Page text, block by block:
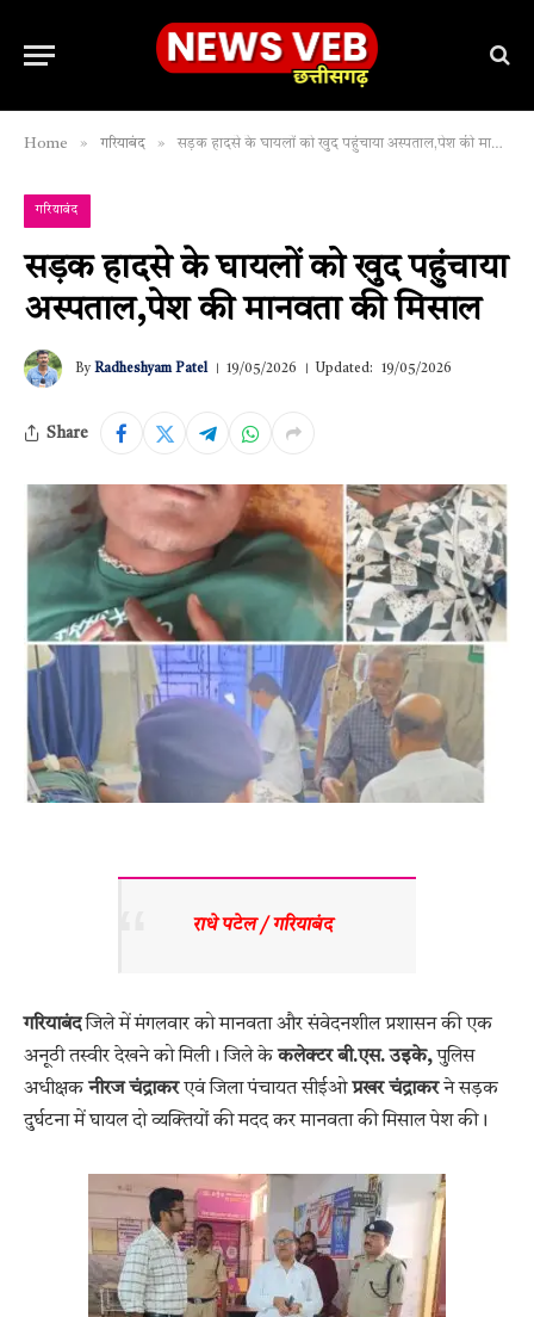
Home » गरियाबंद » सड़क हादसे के घायलों को खुद पहुंचाया अस्पताल,पेश की मानवता की मिसाल
गरियाबंद
सड़क हादसे के घायलों को खुद पहुंचाया
अस्पताल,पेश की मानवता की मिसाल
By Radheshyam Patel 19/05/2026 Updated: 19/05/2026
Share
राधे पटेल / गरियाबंद
गरियाबंदजिले में मंगलवार को मानवता और संवेदनशील प्रशासन की एक
अनूठी तस्वीर देखने को मिली। जिले केकलेक्टरबी.एस. उइके,पुलिस
अधीक्षक नीरज चंद्राकरएवं जिला पंचायत सीईओ प्रखर चंद्राकरने सड़क
दुर्घटना में घायल दो व्यक्तियों की मदद कर मानवता की मिसाल पेश की।